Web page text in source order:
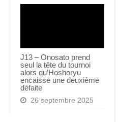
J13 – Onosato prend
seul la tête du tournoi
alors qu’Hoshoryu
encaisse une deuxième
défaite
26 septembre 2025